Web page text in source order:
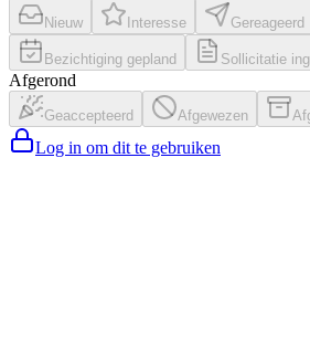
Nieuw Interesse Gereageerd
Bezichtiging gepland Sollicitatie
Afgerond
Geaccepteerd Afgewezen
Log in om dit te gebruiken